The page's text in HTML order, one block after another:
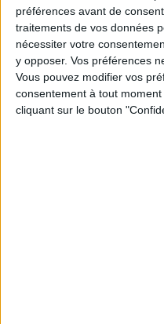
préférences avant de
traitements de vos données
nécessiter votre
y opposer. Vos préférences
Vous pouvez modifier vos
consentement à tout
cliquant sur le bouton
À LIRE SUR ARCHIMAG